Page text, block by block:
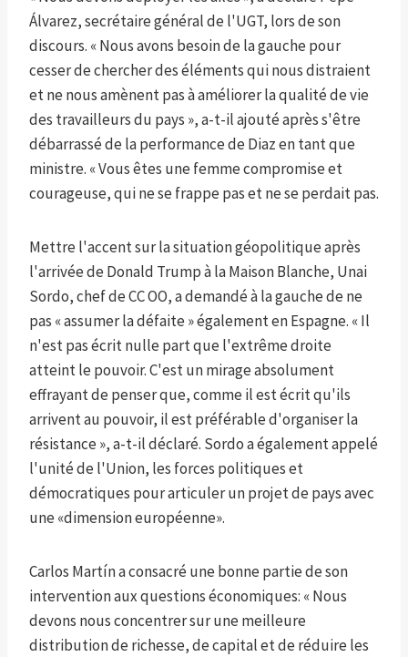
Álvarez, secrétaire général de l'UGT, lors de son
discours. « Nous avons besoin de la gauche pour
cesser de chercher des éléments qui nous distraient
et ne nous amènent pas à améliorer la qualité de vie
des travailleurs du pays », a-t-il ajouté après s'être
débarrassé de la performance de Diaz en tant que
ministre. « Vous êtes une femme compromise et
courageuse, qui ne se frappe pas et ne se perdait pas.
Mettre l'accent sur la situation géopolitique après
l'arrivée de Donald Trump à la Maison Blanche, Unai
Sordo, chef de CC OO, a demandé à la gauche de ne
pas « assumer la défaite » également en Espagne. « Il
n'est pas écrit nulle part que l'extrême droite
atteint le pouvoir. C'est un mirage absolument
effrayant de penser que, comme il est écrit qu'ils
arrivent au pouvoir, il est préférable d'organiser la
résistance », a-t-il déclaré. Sordo a également appelé
l'unité de l'Union, les forces politiques et
démocratiques pour articuler un projet de pays avec
une «dimension européenne».
Carlos Martín a consacré une bonne partie de son
intervention aux questions économiques: « Nous
devons nous concentrer sur une meilleure
distribution de richesse, de capital et de réduire les